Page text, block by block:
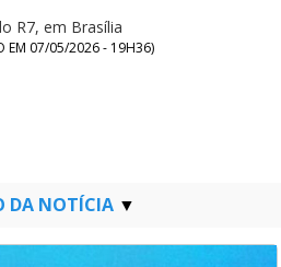
R7, em Brasília
EM 07/05/2026 - 19H36)
DA NOTÍCIA